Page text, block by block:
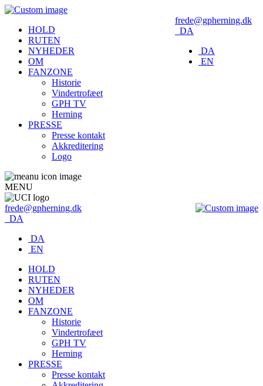
frede@gpherning.dk
DA
DA
EN
HOLD
RUTEN
NYHEDER
OM
FANZONE
Historie
Vindertrofæet
GPH TV
Herning
PRESSE
Presse kontakt
Akkreditering
Logo
MENU
frede@gpherning.dk
DA
DA
EN
HOLD
RUTEN
NYHEDER
OM
FANZONE
Historie
Vindertrofæet
GPH TV
Herning
PRESSE
Presse kontakt